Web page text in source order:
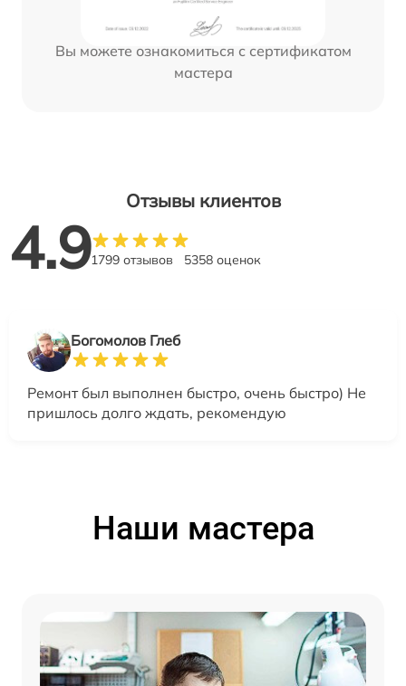
Вы можете ознакомиться с сертификатом
мастера
Отзывы клиентов
4.91799 отзывов 5358 оценок
Богомолов Глеб
Ремонт был выполнен быстро, очень быстро) Не
пришлось долго ждать, рекомендую
Наши мастера